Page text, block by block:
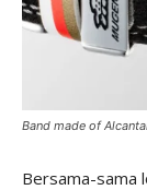
Band made of
Bersama-sama